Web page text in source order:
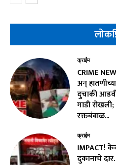
क्राईम
CRIME
अन्
दुचाकी
गाडी
रक्तबंबाळ...
क्राईम
IMPACT!
दुकानाचे